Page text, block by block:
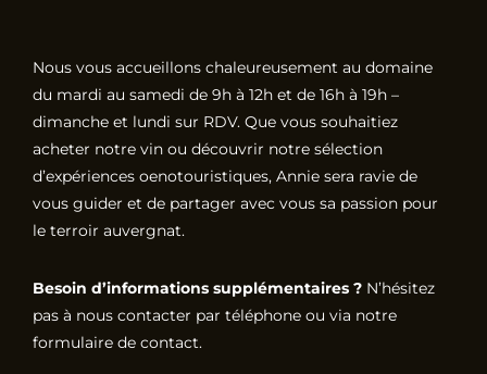
Nous vous accueillons chaleureusement au domaine
du mardi au samedi de 9h à 12h et de 16h à 19h –
dimanche et lundi sur RDV. Que vous souhaitiez
acheter notre vin ou découvrir notre sélection
d’expériences oenotouristiques, Annie sera ravie de
vous guider et de partager avec vous sa passion pour
le terroir auvergnat.
Besoin d’informations supplémentaires ?N’hésitez
pas à nous contacter par téléphone ou via notre
formulaire de contact.